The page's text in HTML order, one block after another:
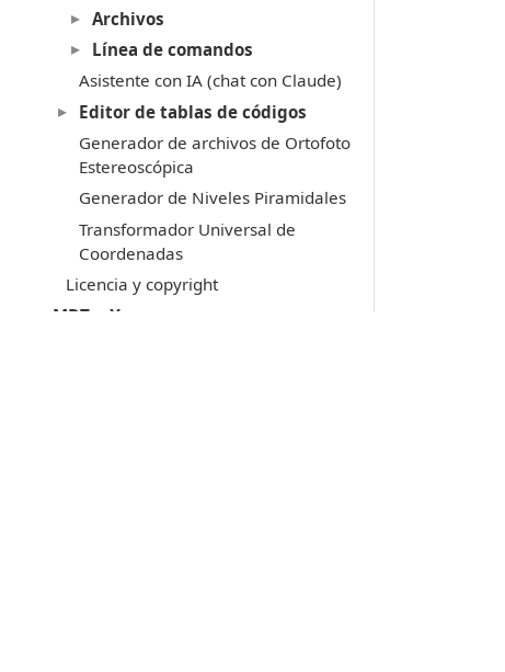
Archivos
Línea de comandos
Asistente con IA (chat con Claude)
Editor de tablas de códigos
Generador de archivos de Ortofoto
Estereoscópica
Generador de Niveles Piramidales
Transformador Universal de
Coordenadas
Licencia y copyright
MDTopX